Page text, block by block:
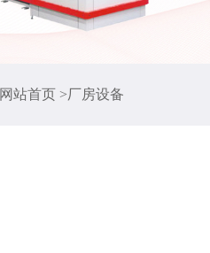
网站首页 >厂房设备